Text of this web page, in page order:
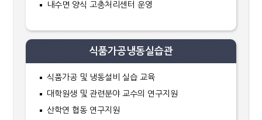
내수면 양식 고충처리센터 운영
식품가공냉동실습관
식품가공 및 냉동설비 실습 교육
대학원생 및 관련분야 교수의 연구지원
산학연 협동 연구지원